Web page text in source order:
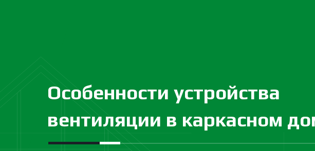
Особенности устройства
вентиляции в каркасном